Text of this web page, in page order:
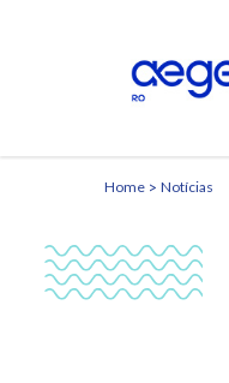
Home Notícias